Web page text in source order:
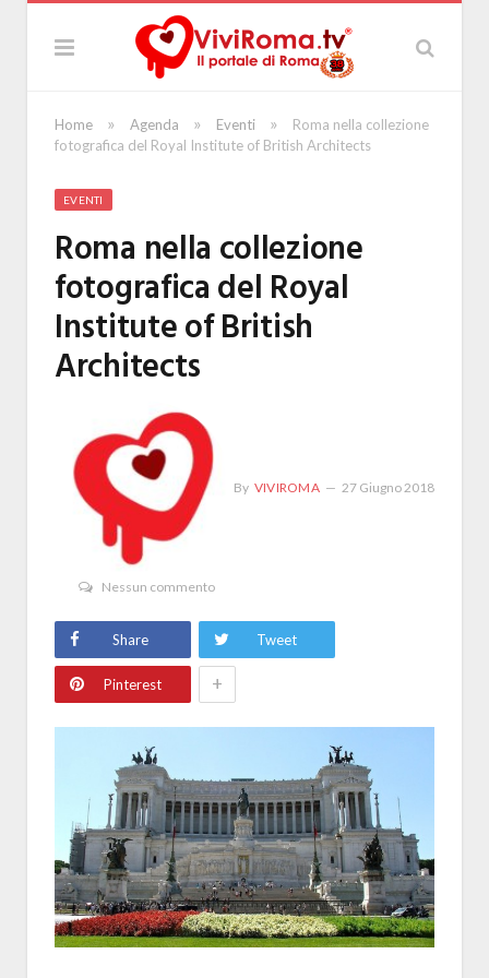
Home » Agenda » Eventi »
Roma nella collezione
fotografica del Royal Institute of British Architects
EVENTI
Roma nella collezione
fotografica del Royal
Institute of British
Architects
By VIVIROMA 27 Giugno 2018
Nessun commento
Share Tweet
Pinterest +